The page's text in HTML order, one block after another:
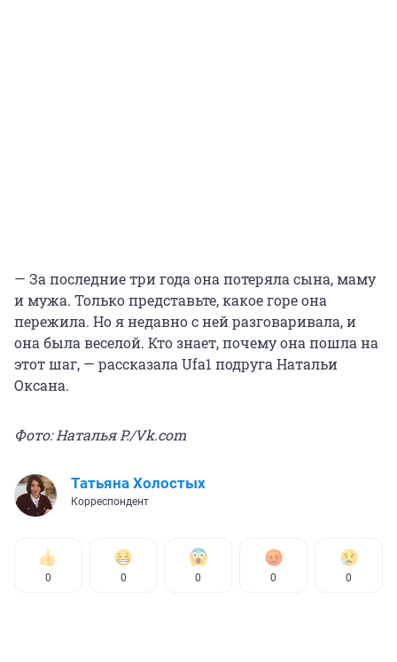
— За последние три года она потеряла сына, маму
и мужа. Только представьте, какое горе она
пережила. Но я недавно с ней разговаривала, и
она была веселой. Кто знает, почему она пошла на
этот шаг, — рассказала Ufa1 подруга Натальи
Оксана.
Фото: Наталья Р./Vk.com
Татьяна Холостых
Корреспондент
0 0 0 0 0